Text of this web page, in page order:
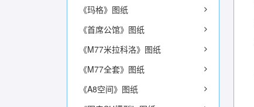
《玛格》图纸
《首席公馆》图纸
《M77米拉科洛》图纸
《M77全套》图纸
《A8空间》图纸